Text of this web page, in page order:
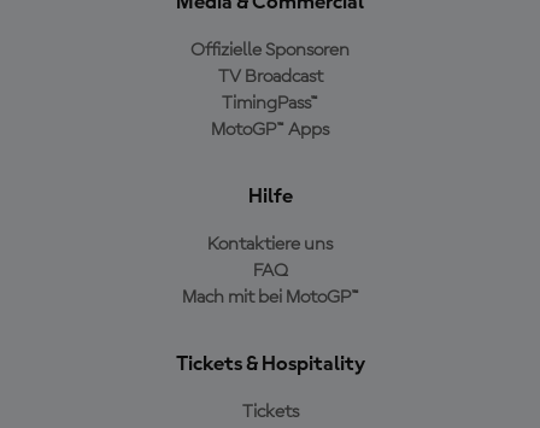
Offizielle Sponsoren
TV Broadcast
TimingPass™
MotoGP™ Apps
Hilfe
Kontaktiere uns
FAQ
Mach mit bei MotoGP™
Tickets & Hospitality
Tickets